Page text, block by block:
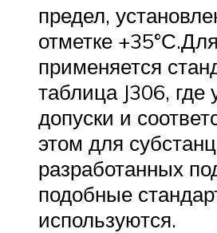
предел,
отметке
применяется
таблица J306, где
допуски и
этом для
разработанных
подобные
используются.